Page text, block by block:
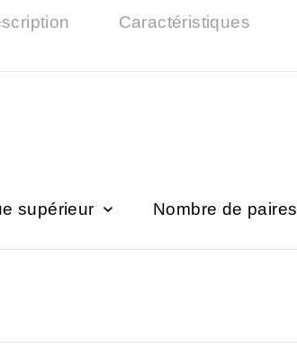
Caractéristiques
supérieur Nombre de paires